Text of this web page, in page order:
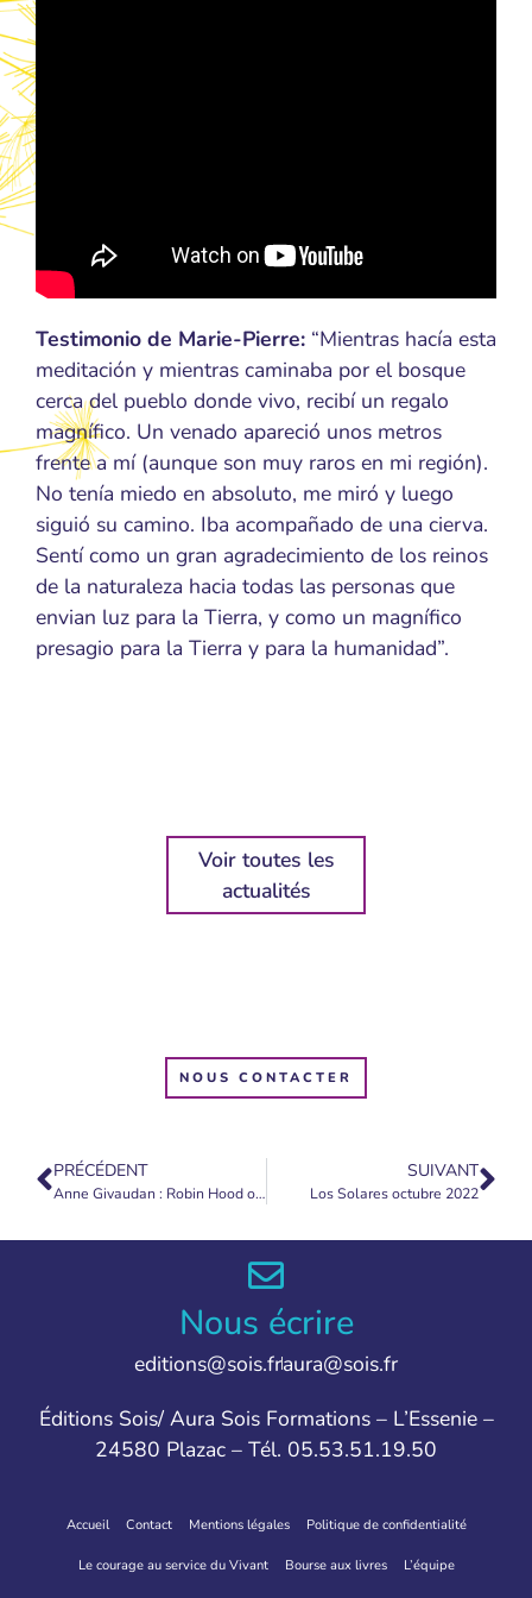
Testimonio de Marie-Pierre: “Mientras hacía esta
meditación y mientras caminaba por el bosque
cerca del pueblo donde vivo, recibí un regalo
magnífico. Un venado apareció unos metros
frente a mí (aunque son muy raros en mi región).
No tenía miedo en absoluto, me miró y luego
siguió su camino. Iba acompañado de una cierva.
Sentí como un gran agradecimiento de los reinos
de la naturaleza hacia todas las personas que
envian luz para la Tierra, y como un magnífico
presagio para la Tierra y para la humanidad”.
Voir toutes les
actualités
NOUS CONTACTER
PRÉCÉDENT
Anne Givaudan : Robin Hood octubre 2022
SUIVANT
Los Solares octubre 2022
Nous écrire
editions@sois.fraura@sois.fr
Éditions Sois/ Aura Sois Formations – L’Essenie –
24580 Plazac – Tél. 05.53.51.19.50
Accueil Contact Mentions légales Politique de confidentialité
Le courage au service du Vivant Bourse aux livres L’équipe